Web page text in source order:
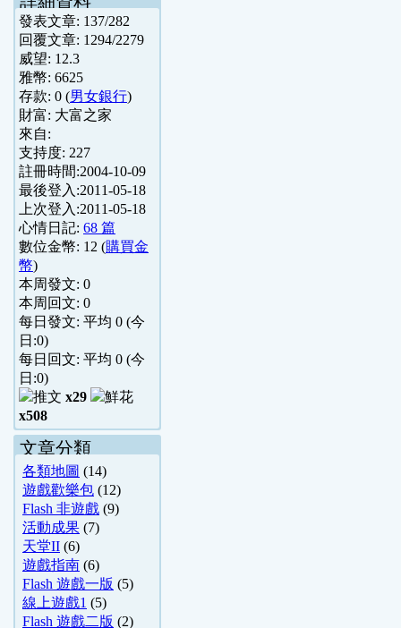
發表文章: 137/282
回覆文章: 1294/2279
威望: 12.3
雅幣: 6625
存款: 0 (男女銀行)
財富: 大富之家
來自:
支持度: 227
註冊時間:2004-10-09
最後登入:2011-05-18
上次登入:2011-05-18
心情日記: 68 篇
數位金幣: 12 (購買金
幣)
本周發文: 0
本周回文: 0
每日發文: 平均 0 (今
日:0)
每日回文: 平均 0 (今
日:0)
x29
x508
文章分類
各類地圖 (14)
遊戲歡樂包 (12)
Flash 非遊戲 (9)
活動成果 (7)
天堂II (6)
遊戲指南 (6)
Flash 遊戲一版 (5)
線上遊戲1 (5)
Flash 遊戲二版 (2)